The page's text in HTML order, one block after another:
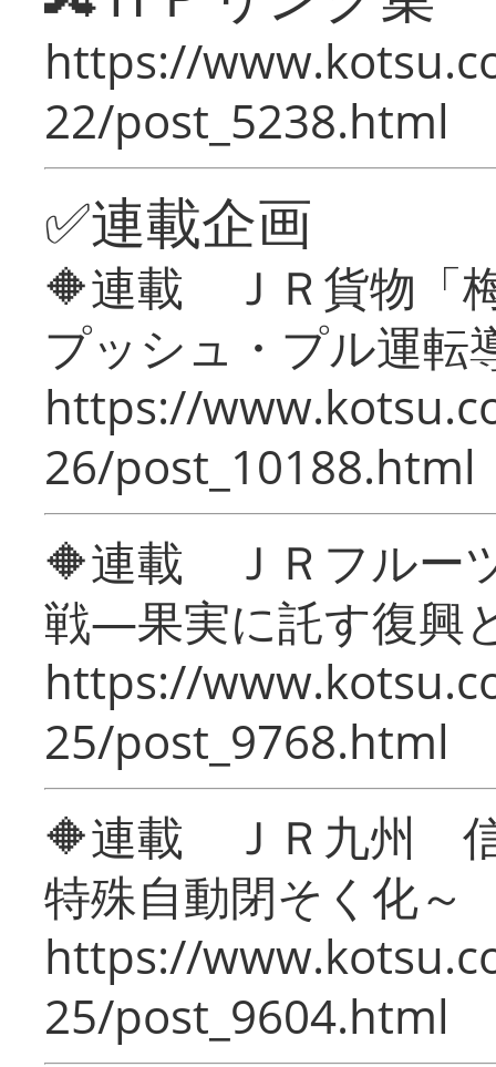
https://
22/post_5238.html
✅連載企画
🔶連載 ＪＲ貨物「
プッシュ・プル運転
https://
26/post_10188.html
🔶連載 ＪＲフルー
戦―果実に託す復興
https://
25/post_9768.html
🔶連載 ＪＲ九州 信
特殊自動閉そく化～
https://
25/post_9604.html